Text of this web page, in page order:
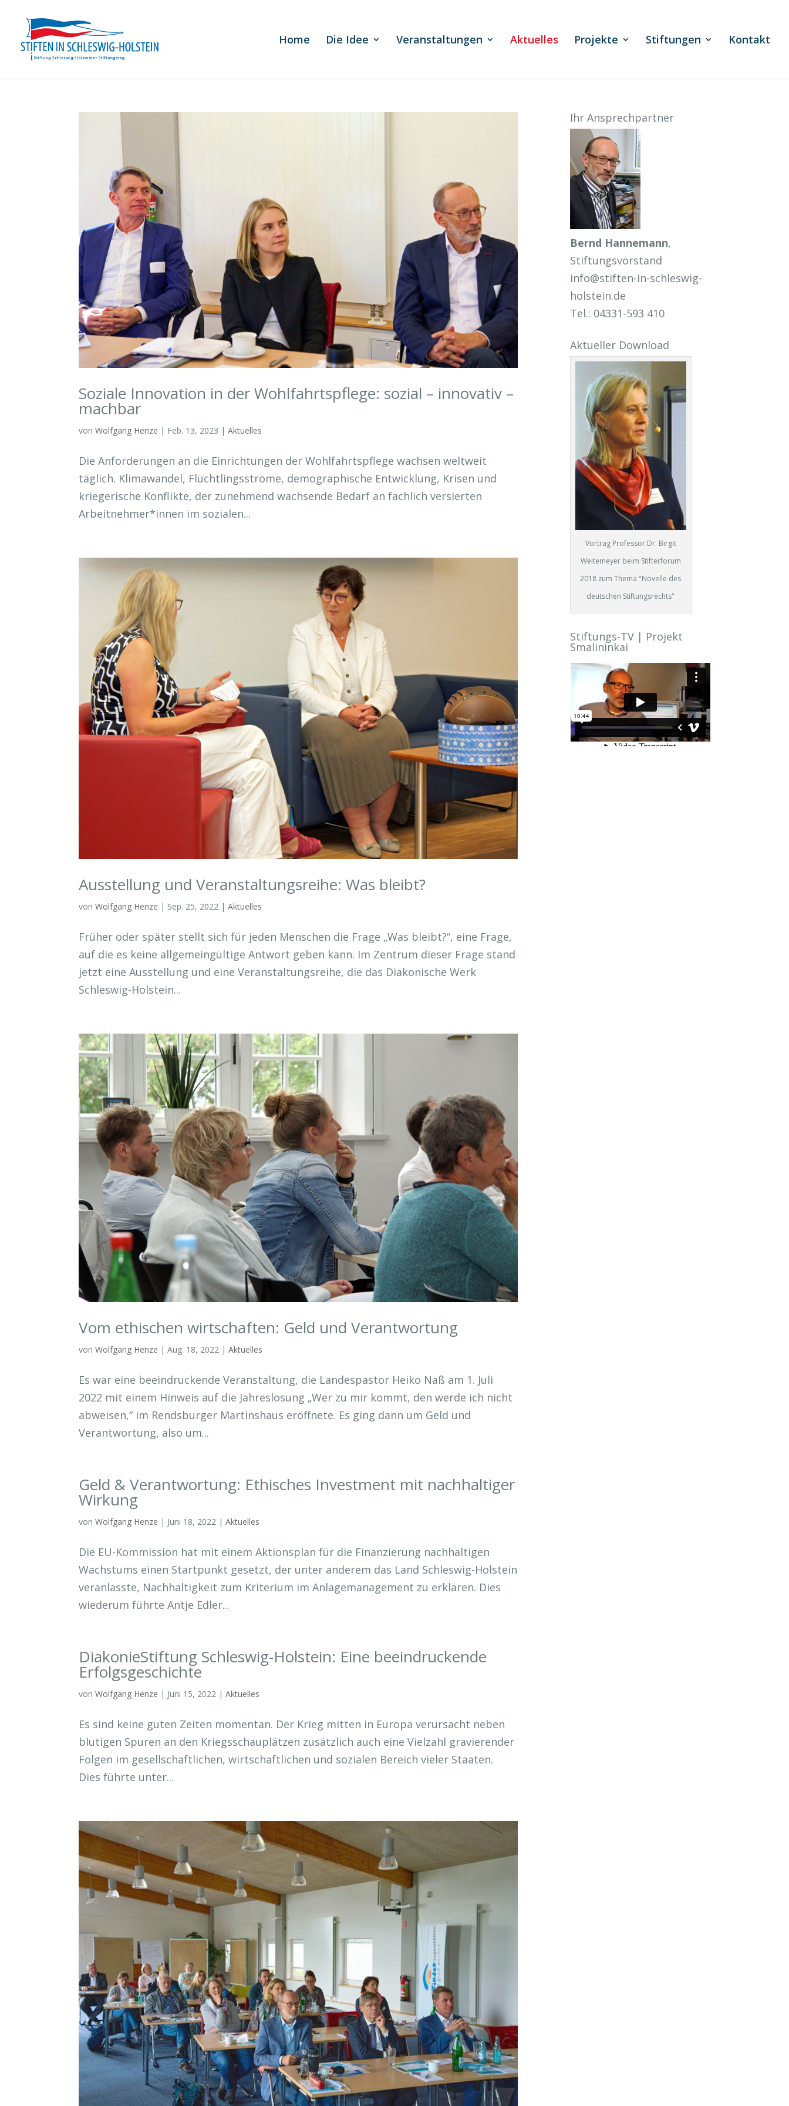
Home Die Idee Veranstaltungen Aktuelles Projekte Stiftungen Kontakt
Soziale Innovation in der Wohlfahrtspflege: sozial – innovativ –
machbar
vonWolfgang Henze | Feb. 13, 2023 |Aktuelles
Die Anforderungen an die Einrichtungen der Wohlfahrtspflege wachsen weltweit
täglich. Klimawandel, Flüchtlingsströme, demographische Entwicklung, Krisen und
kriegerische Konflikte, der zunehmend wachsende Bedarf an fachlich versierten
Arbeitnehmer*innen im sozialen...
Ausstellung und Veranstaltungsreihe: Was bleibt?
vonWolfgang Henze | Sep. 25, 2022 |Aktuelles
Früher oder später stellt sich für jeden Menschen die Frage „Was bleibt?“, eine Frage,
auf die es keine allgemeingültige Antwort geben kann. Im Zentrum dieser Frage stand
jetzt eine Ausstellung und eine Veranstaltungsreihe, die das Diakonische Werk
Schleswig-Holstein...
Vom ethischen wirtschaften: Geld und Verantwortung
vonWolfgang Henze |Aug. 18, 2022 |Aktuelles
Es war eine beeindruckende Veranstaltung, die Landespastor Heiko Naß am 1. Juli
2022 mit einem Hinweis auf die Jahreslosung „Wer zu mir kommt, den werde ich nicht
abweisen,“ im Rendsburger Martinshaus eröffnete. Es ging dann um Geld und
Verantwortung, also um...
Geld & Verantwortung: Ethisches Investment mit nachhaltiger
Wirkung
vonWolfgang Henze | Juni 18, 2022 |Aktuelles
Die EU-Kommission hat mit einem Aktionsplan für die Finanzierung nachhaltigen
Wachstums einen Startpunkt gesetzt, der unter anderem das Land Schleswig-Holstein
veranlasste, Nachhaltigkeit zum Kriterium im Anlagemanagement zu erklären. Dies
wiederum führte Antje Edler...
DiakonieStiftung Schleswig-Holstein: Eine beeindruckende
Erfolgsgeschichte
vonWolfgang Henze | Juni 15, 2022 |Aktuelles
Es sind keine guten Zeiten momentan. Der Krieg mitten in Europa verursacht neben
blutigen Spuren an den Kriegsschauplätzen zusätzlich auch eine Vielzahl gravierender
Folgen im gesellschaftlichen, wirtschaftlichen und sozialen Bereich vieler Staaten.
Dies führte unter...
Ihr Ansprechpartner
Bernd Hannemann,
Stiftungsvorstand
info@stiften-in-schleswig-
holstein.de
Tel.: 04331-593 410
Aktueller Download
Vortrag Professor Dr. Birgit
Weitemeyer beim Stifterforum
2018 zum Thema "Novelle des
deutschen Stiftungsrechts"
Stiftungs-TV | Projekt
Smalininkai